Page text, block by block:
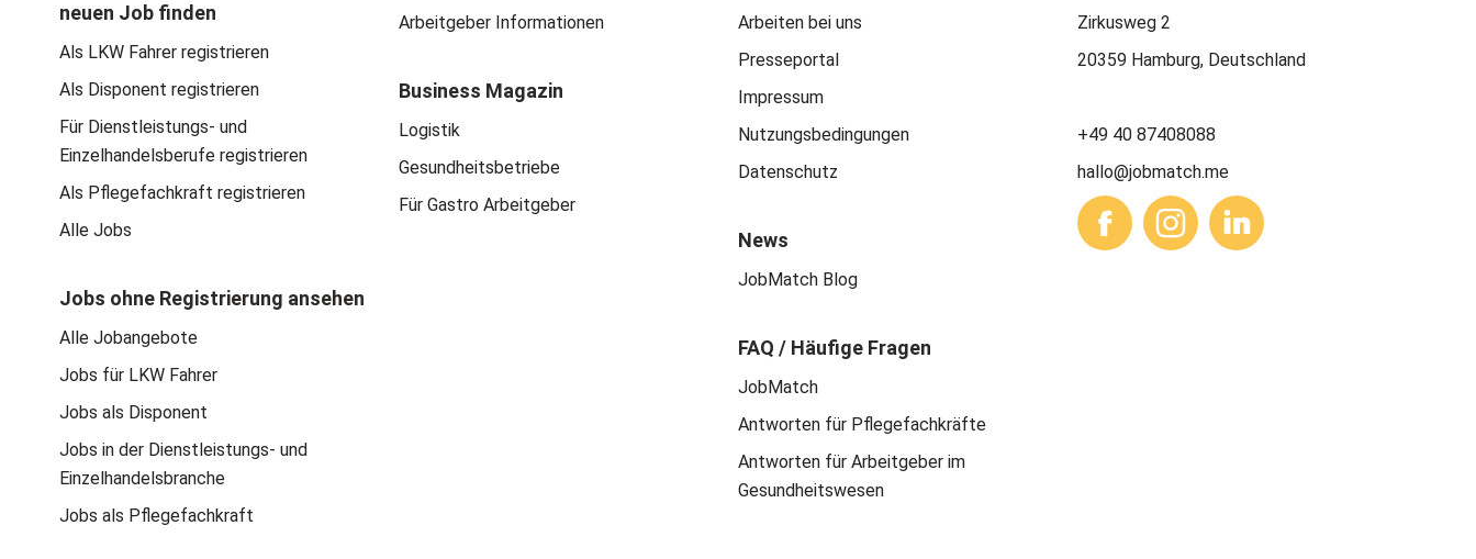
neuen Job finden
Als LKW Fahrer registrieren
Als Disponent registrieren
Für Dienstleistungs- und
Einzelhandelsberufe registrieren
Als Pflegefachkraft registrieren
Alle Jobs
Jobs ohne Registrierung ansehen
Alle Jobangebote
Jobs für LKW Fahrer
Jobs als Disponent
Jobs in der Dienstleistungs- und
Einzelhandelsbranche
Jobs als Pflegefachkraft
Arbeitgeber Informationen
Business Magazin
Logistik
Gesundheitsbetriebe
Für Gastro Arbeitgeber
Arbeiten bei uns
Presseportal
Impressum
Nutzungsbedingungen
Datenschutz
News
JobMatch Blog
FAQ / Häufige Fragen
JobMatch
Antworten für Pflegefachkräfte
Antworten für Arbeitgeber im
Gesundheitswesen
Zirkusweg 2
20359 Hamburg, Deutschland
+49 40 87408088
hallo@jobmatch.me